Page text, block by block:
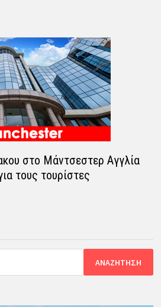
στο Μάντσεστερ Αγγλία
τους τουρίστες